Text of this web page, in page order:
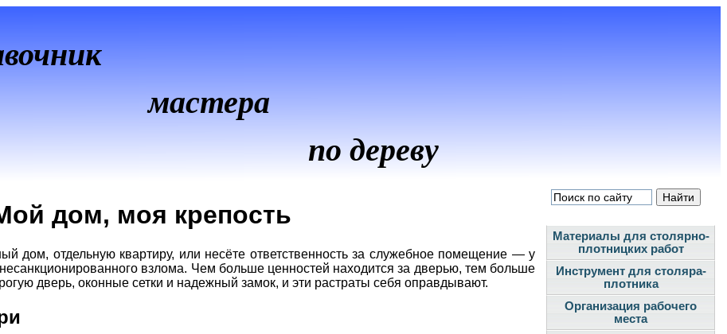
мастера
по дереву
дом, моя крепость
дом, отдельную квартиру, или несёте ответственность за служебное помещение — у
взлома. Чем больше ценностей находится за дверью, тем больше
дверь, оконные сетки и надежный замок, и эти растраты себя оправдывают.
Материалы для столярно-
плотницких работ
Инструмент для столяра-
плотника
Организация рабочего
места